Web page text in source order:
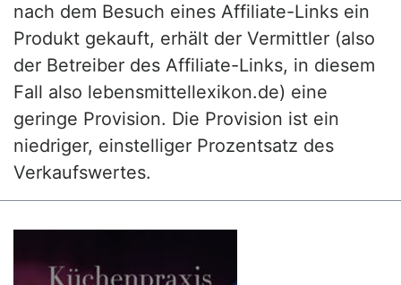
nach dem Besuch eines Affiliate-Links ein
Produkt gekauft, erhält der Vermittler (also
der Betreiber des Affiliate-Links, in diesem
Fall also lebensmittellexikon.de) eine
geringe Provision. Die Provision ist ein
niedriger, einstelliger Prozentsatz des
Verkaufswertes.